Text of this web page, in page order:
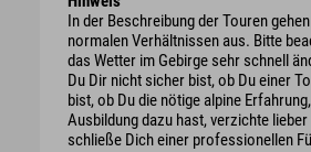
In der Beschreibung der Touren
normalen Verhältnissen aus. Bitte
das Wetter im Gebirge sehr schnell
Du Dir nicht sicher bist, ob Du einer
bist, ob Du die nötige alpine
Ausbildung dazu hast, verzichte
schließe Dich einer professionellen